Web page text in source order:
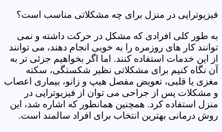
فیزیوتراپی در منزل برای چه مشکلاتی مناسب است؟
به طور کلی افرادی که مشکل در حرکت داشته و نمی
توانند کار های روزمره را به خوبی انجام دهند، می توانند
از این خدمات استفاده کنند. اما اگر بخواهیم جزئی تر به
آن نگاه کنیم برای مشکلاتی نظیر شکستگی، سکته
مغزی یا قلبی، تعویض مفصل هیپ و زانو، بیماری اعصاب
و مشکلات پس از جراحی می توان از فیزیوتراپی در
منزل استفاده کرد. همچنین همانطور که اشاره شد، این
روش درمانی بهترین انتخاب برای افراد سالمند است.